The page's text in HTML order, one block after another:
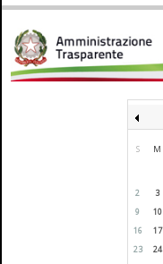
S M
2
3
9
10
16
17
23
24